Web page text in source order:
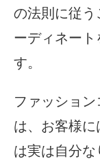
の法則に従う
ーディネー
す。
ファッショ
は、お客様
は実は自分